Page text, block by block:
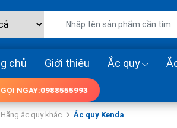
chủ Giới thiệu Ắc quy
GỌI NGAY:0988555993
Hãng ắc quy khác Ắc quy Kenda